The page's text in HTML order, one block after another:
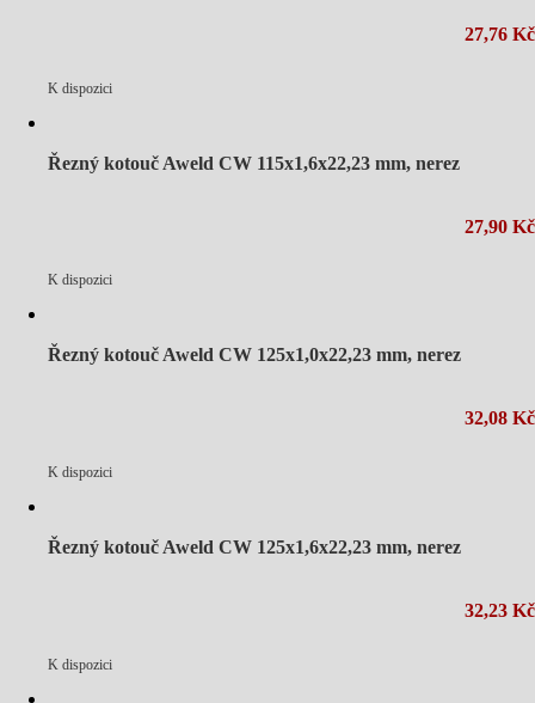
27,76 Kč
K dispozici
Řezný kotouč Aweld CW 115x1,6x22,23 mm, nerez
27,90 Kč
K dispozici
Řezný kotouč Aweld CW 125x1,0x22,23 mm, nerez
32,08 Kč
K dispozici
Řezný kotouč Aweld CW 125x1,6x22,23 mm, nerez
32,23 Kč
K dispozici